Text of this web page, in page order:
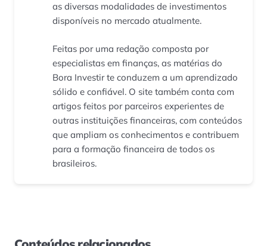
as diversas modalidades de investimentos
disponíveis no mercado atualmente.
Feitas por uma redação composta por
especialistas em finanças, as matérias do
Bora Investir te conduzem a um aprendizado
sólido e confiável. O site também conta com
artigos feitos por parceiros experientes de
outras instituições financeiras, com conteúdos
que ampliam os conhecimentos e contribuem
para a formação financeira de todos os
brasileiros.